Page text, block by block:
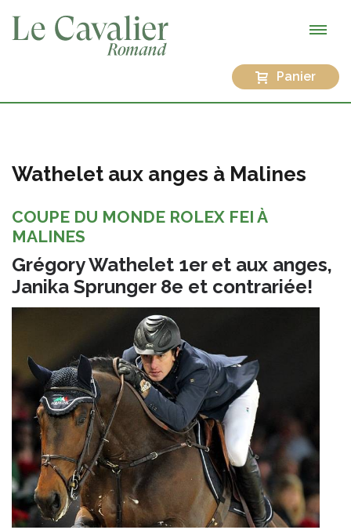
Panier
Wathelet aux anges à Malines
COUPE DU MONDE ROLEX FEI À
MALINES
Grégory Wathelet 1er et aux anges,
Janika Sprunger 8e et contrariée!